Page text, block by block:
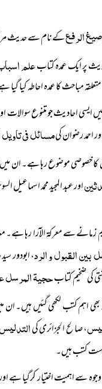
الرفعکے نام سے حدیث
علم
مباحث کا عمدہ احاطہ کیا گیا
ایسی احادیث جو متنوع
احمد رضوان کیمسائل فی
اور عبد المجید محمد اسماعیل
زمانے سے معرکۃ الآرا رہا
بین القبول و الرد، ابودور
کی ضخیم کتابحجیۃ المرسل
، صالح الجزائری کی
کتب ہیں۔
وجوہ سے اہمیت اختیار کرگیا